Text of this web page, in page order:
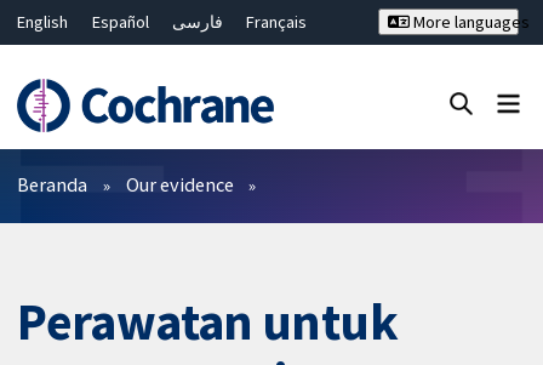
English Español فارسی
Français
Bahasa Malaysia
ไทย
繁體中文
简体中文
More languages
Filter
Beranda Our evidence
Perawatan untuk